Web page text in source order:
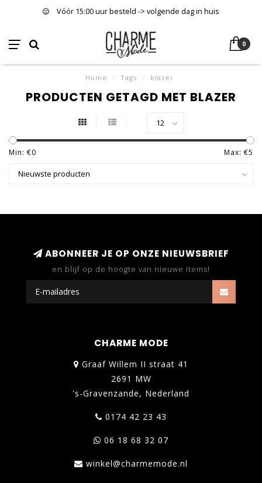
Vóór 15:00 uur besteld -> volgende dag in huis
0
Home / Tags / blazer
PRODUCTEN GETAGD MET BLAZER
Min: €0 Max: €5
ABONNEER JE OP ONZE NIEUWSBRIEF
en blijf op de hoogte van nieuwe items!
CHARME MODE
Graaf Willem II straat 41
2691 MW
's-Gravenzande, Nederland
0174 42 23 43
06 18 68 32 07
winkel@charmemode.nl